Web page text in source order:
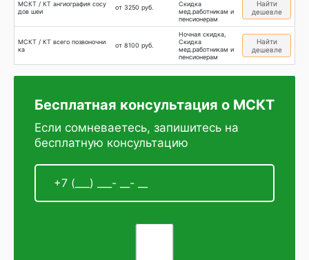
МСКТ / КТ ангиография сосу
дов шеи
от 3250 руб.
Скидка
мед.работникам и
пенсионерам
Найти
дешевле
МСКТ / КТ всего позвоночни
ка
от 8100 руб.
Ночная скидка,
Скидка
мед.работникам и
пенсионерам
Найти
дешевле
Бесплатная консультация о МСКТ
Если сомневаетесь, запишитесь на
бесплатную консультацию